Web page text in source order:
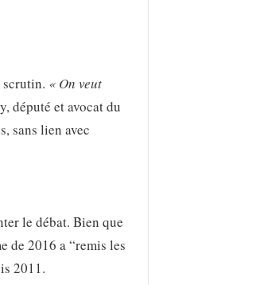
scrutin. « On veut
député et avocat du
sans lien avec
le débat. Bien que
de 2016 a “remis les
2011.